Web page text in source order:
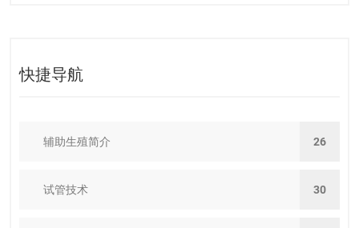
快捷导航
辅助生殖简介 26
试管技术 30